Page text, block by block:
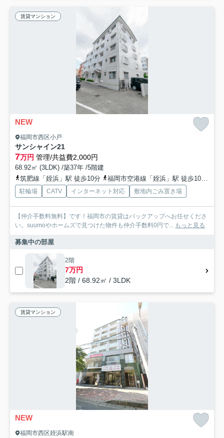
賃貸マンション
NEW
福岡市西区小戸
サンシャイン21
7万円 管理/共益費2,000円
68.92㎡ (3LDK) /築37年 /5階建
筑肥線「姪浜」駅 徒歩10分
福岡市空港線「姪浜」駅 徒歩10分
駐輪場 CATV インターネット対応 敷地内ごみ置き場
【仲介手数料無料】です！福岡市の賃貸はバックアップへお任せくださ
い。suumoやホームズで見つけた物件も仲介手数料0円で... もっと見る
募集中の部屋
2階
7万円
2階 / 68.92㎡ / 3LDK
賃貸マンション
NEW
福岡市西区姪浜駅南